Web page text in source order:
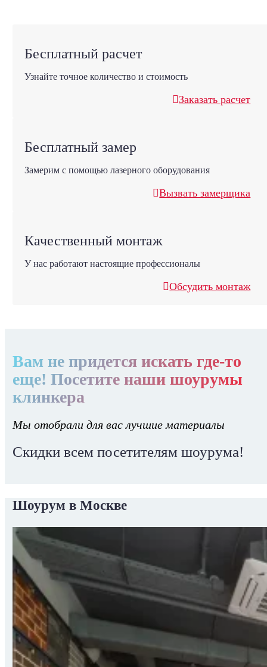
Бесплатный расчет
Узнайте точное количество и стоимость
Заказать расчет
Бесплатный замер
Замерим с помощью лазерного оборудования
Вызвать замерщика
Качественный монтаж
У нас работают настоящие профессионалы
Обсудить монтаж
Вам не придется искать где-то
еще! Посетите наши шоурумы
клинкера
Мы отобрали для вас лучшие материалы
Скидки всем посетителям шоурума!
Шоурум в Москве